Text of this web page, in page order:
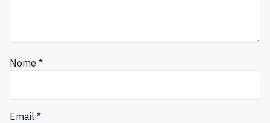
Nome *
Email *